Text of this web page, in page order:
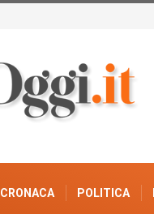
CRONACA POLITICA